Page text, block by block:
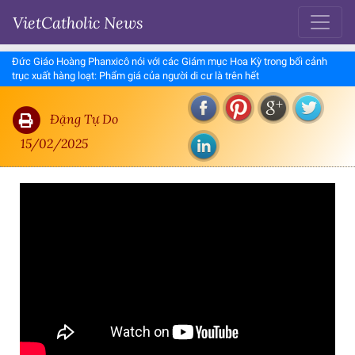
VietCatholic News
Đức Giáo Hoàng Phanxicô nói với các Giám mục Hoa Kỳ trong bối cảnh
trục xuất hàng loạt: Phẩm giá của người di cư là trên hết
Đặng Tự Do
15/02/2025